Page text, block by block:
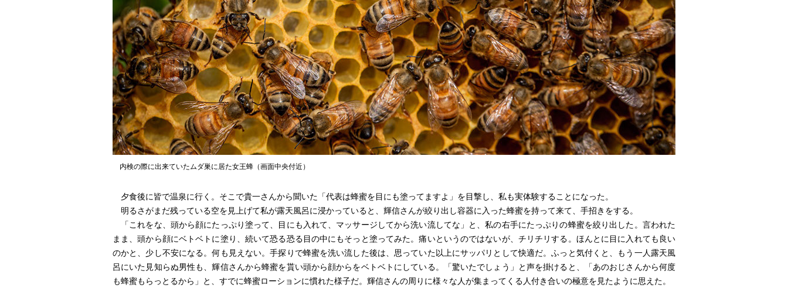
内検の際に出来ていたムダ巣に居た女王蜂（画面中央付近）
夕食後に皆で温泉に行く。そこで貴一さんから聞いた「代表は蜂蜜を目にも塗ってますよ」を目撃し、私も実体験することになった。
明るさがまだ残っている空を見上げて私が露天風呂に浸かっていると、輝信さんが絞り出し容器に入った蜂蜜を持って来て、手招きをする。
「これをな、頭から顔にたっぷり塗って、目にも入れて、マッサージしてから洗い流してな」と、私の右手にたっぷりの蜂蜜を絞り出した。言われた
まま、頭から顔にベトベトに塗り、続いて恐る恐る目の中にもそっと塗ってみた。痛いというのではないが、チリチリする。ほんとに目に入れても良い
のかと、少し不安になる。何も見えない。手探りで蜂蜜を洗い流した後は、思っていた以上にサッパリとして快適だ。ふっと気付くと、もう一人露天風
呂にいた見知らぬ男性も、輝信さんから蜂蜜を貰い頭から顔からをベトベトにしている。「驚いたでしょう」と声を掛けると、「あのおじさんから何度
も蜂蜜もらっとるから」と、すでに蜂蜜ローションに慣れた様子だ。輝信さんの周りに様々な人が集まってくる人付き合いの極意を見たように思えた。